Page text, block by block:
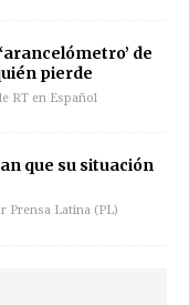
de
pierde
RT en Español
que su situación
Prensa Latina (PL)